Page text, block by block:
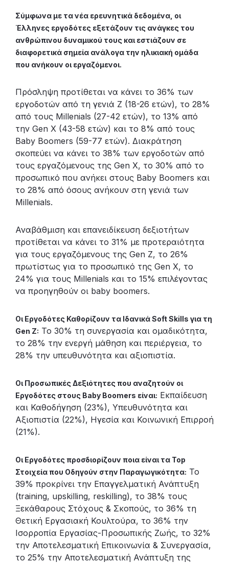
Σύμφωνα με τα νέα ερευνητικά δεδομένα, οι
Έλληνες εργοδότες εξετάζουν τις ανάγκες του
ανθρώπινου δυναμικού τους και εστιάζουν σε
διαφορετικά σημεία ανάλογα την ηλικιακή ομάδα
που ανήκουν οι εργαζόμενοι.
Πρόσληψη προτίθεται να κάνει το 36% των
εργοδοτών από τη γενιά Ζ (18-26 ετών), το 28%
από τους Millenials (27-42 ετών), το 13% από
την Gen X (43-58 ετών) και το 8% από τους
Baby Boomers (59-77 ετών). Διακράτηση
σκοπεύει να κάνει το 38% των εργοδοτών από
τους εργαζόμενους της Gen X, το 30% από το
προσωπικό που ανήκει στους Baby Boomers και
το 28% από όσους ανήκουν στη γενιά των
Millenials.
Αναβάθμιση και επανειδίκευση δεξιοτήτων
προτίθεται να κάνει το 31% με προτεραιότητα
για τους εργαζόμενους της Gen Z, το 26%
πρωτίστως για το προσωπικό της Gen X, το
24% για τους Millenials και το 15% επιλέγοντας
να προηγηθούν οι baby boomers.
Οι Εργοδότες Καθορίζουν τα Ιδανικά Soft Skills για τη
Gen Z: Το 30% τη συνεργασία και ομαδικότητα,
το 28% την ενεργή μάθηση και περιέργεια, το
28% την υπευθυνότητα και αξιοπιστία.
Οι Προσωπικές Δεξιότητες που αναζητούν οι
Εργοδότες στους Baby Boomers είναι: Εκπαίδευση
και Καθοδήγηση (23%), Υπευθυνότητα και
Αξιοπιστία (22%), Ηγεσία και Κοινωνική Επιρροή
(21%).
Οι Εργοδότες προσδιορίζουν ποια είναι τα Top
Στοιχεία που Οδηγούν στην Παραγωγικότητα: To
39% προκρίνει την Επαγγελματική Ανάπτυξη
(training, upskilling, reskilling), το 38% τους
Ξεκάθαρους Στόχους & Σκοπούς, το 36% τη
Θετική Εργασιακή Κουλτούρα, το 36% την
Ισορροπία Εργασίας-Προσωπικής Ζωής, το 32%
την Αποτελεσματική Επικοινωνία & Συνεργασία,
το 25% την Αποτελεσματική Ανάπτυξη της